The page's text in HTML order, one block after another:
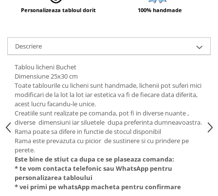
Personalizeaza tabloul dorit 100% handmade
Descriere
Tablou licheni Buchet
Dimensiune 25x30 cm
Toate tablourile cu licheni sunt handmade, lichenii pot suferi mici
modificari de la lot la lot iar estetica va fi de fiecare data diferita,
acest lucru facandu-le unice.
Creatiile sunt realizate pe comanda, pot fi in diverse nuante ,
diverse dimensiuni iar siluetele dupa preferinta dumneavoastra.
Rama poate sa difere in functie de stocul disponibil
Rama este prevazuta cu picior de sustinere si cu prindere pe
perete.
Este bine de stiut ca dupa ce se plaseaza comanda:
* te vom contacta telefonic sau WhatsApp pentru
personalizarea tabloului
* vei primi pe whatsApp macheta pentru confirmare